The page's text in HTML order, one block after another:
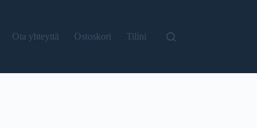
Ota yhteyttä Ostoskori Tilini